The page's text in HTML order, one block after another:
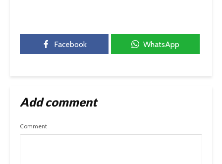
Facebook WhatsApp
Add comment
Comment